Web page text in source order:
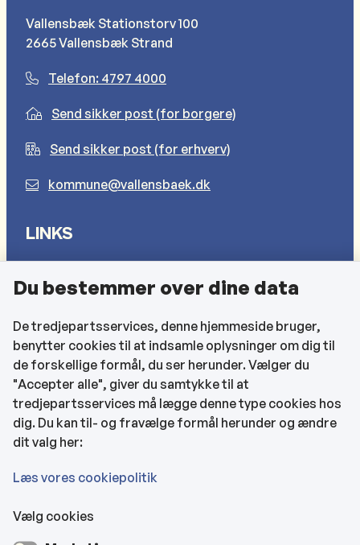
Vallensbæk Stationstorv 100
2665 Vallensbæk Strand
Telefon: 4797 4000
Send sikker post (for borgere)
Send sikker post (for erhverv)
kommune@vallensbaek.dk
LINKS
Cookies
Find EAN-numre
CVR og bankoplysninger
Tilgængelighedserklæring
KONTAKTOPLYSNINGER
Rådhuset
Kultur- & Borgerhuset
Du bestemmer over dine data
De tredjepartsservices, denne hjemmeside bruger,
benytter cookies til at indsamle oplysninger om dig til
de forskellige formål, du ser herunder. Vælger du
"Accepter alle", giver du samtykke til at
tredjepartsservices må lægge denne type cookies hos
dig. Du kan til- og fravælge formål herunder og ændre
dit valg her:
Læs vores cookiepolitik
Vælg cookies